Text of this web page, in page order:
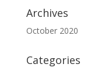
Archives
October 2020
Categories